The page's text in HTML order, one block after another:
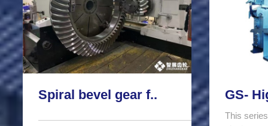
Spiral bevel gear f.. GS-
This